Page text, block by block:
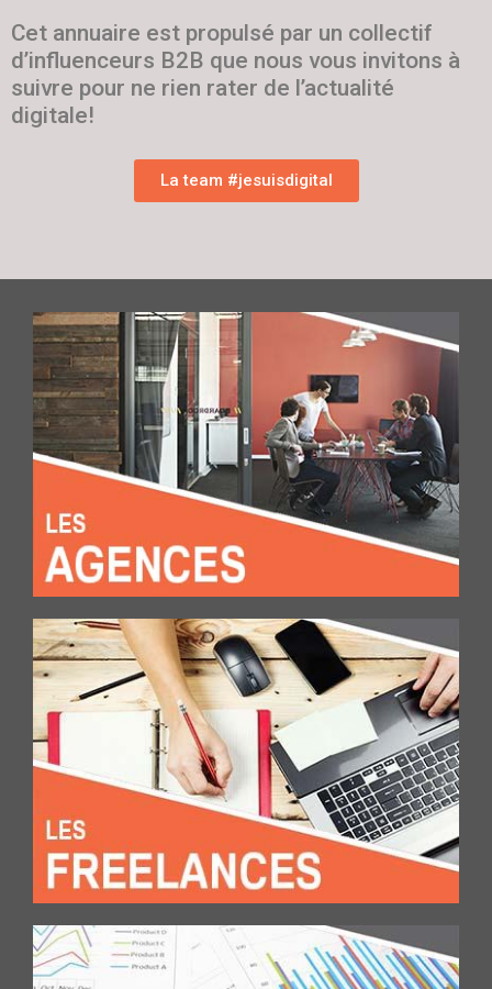
Cet annuaire est propulsé par un collectif
d’influenceurs B2B que nous vous invitons à
suivre pour ne rien rater de l’actualité
digitale!
La team #jesuisdigital